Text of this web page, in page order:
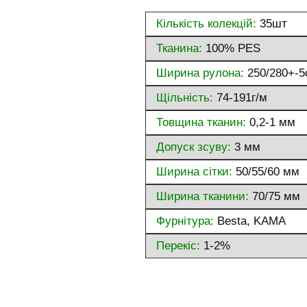
Кількість колекцій: 35шт
Тканина: 100% PES
Ширина рулона: 250/280+-
Щільність: 74-191г/м
Товщина тканин: 0,2-1 мм
Допуск зсуву: 3 мм
Ширина сітки: 50/55/60 мм
Ширина тканини: 70/75 мм
Фурнітура: Besta, KAMA
Перекіс: 1-2%